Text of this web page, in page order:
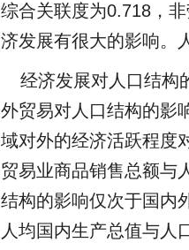
综合关联度为0.718，
济发展有很大的影响。
经济发展对人口结构
外贸易对人口结构的影
域对外的经济活跃程度
贸易业商品销售总额与
结构的影响仅次于国内
人均国内生产总值与人